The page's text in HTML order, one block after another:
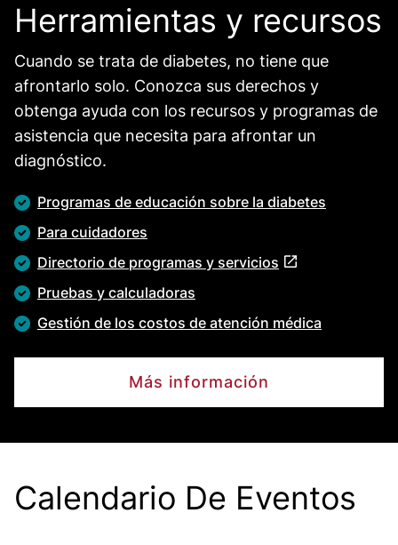
Herramientas y recursos
Cuando se trata de diabetes, no tiene que
afrontarlo solo. Conozca sus derechos y
obtenga ayuda con los recursos y programas de
asistencia que necesita para afrontar un
diagnóstico.
Programas de educación sobre la diabetes
Para cuidadores
Directorio de programas y servicios
Pruebas y calculadoras
Gestión de los costos de atención médica
Más información
Calendario De Eventos